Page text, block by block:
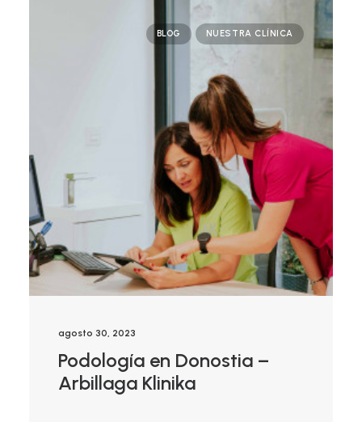
BLOG NUESTRA CLÍNICA
agosto 30, 2023
Podología en Donostia –
Arbillaga Klinika